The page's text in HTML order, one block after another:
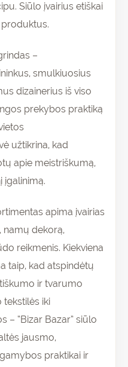
Siūlo įvairius etiškai
–
smulkiuosius
dizainerius iš viso
prekybos praktiką
užtikrina, kad
apie meistriškumą,
įgalinimą.
apima įvairias
namų dekorą,
reikmenis. Kiekviena
taip, kad atspindėtų
ir tvarumo
iki
– “Bizar Bazar” siūlo
jausmo,
praktikai ir